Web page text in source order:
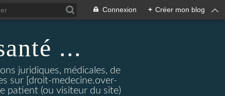
Connexion + Créer mon blog
...
juridiques, médicales, de
sur [droit-medecine.over-
patient (ou visiteur du site)